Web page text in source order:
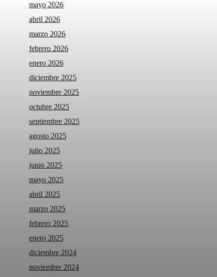
mayo 2026
abril 2026
marzo 2026
febrero 2026
enero 2026
diciembre 2025
noviembre 2025
octubre 2025
septiembre 2025
agosto 2025
julio 2025
junio 2025
mayo 2025
abril 2025
marzo 2025
febrero 2025
enero 2025
diciembre 2024
noviembre 2024